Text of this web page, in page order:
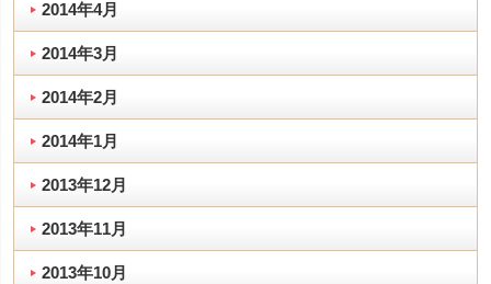
2014年4月
2014年3月
2014年2月
2014年1月
2013年12月
2013年11月
2013年10月